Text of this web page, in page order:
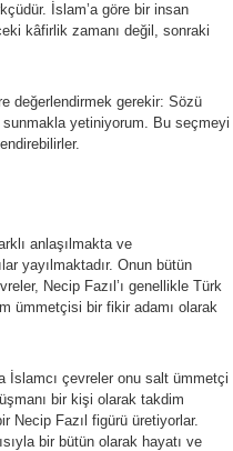
İslam’a göre bir insan
kâfirlik zamanı değil, sonraki
değerlendirmek gerekir: Sözü
sunmakla yetiniyorum. Bu seçmeyi
anlaşılmakta ve
yayılmaktadır. Onun bütün
Necip Fazıl’ı genellikle Türk
ümmetçisi bir fikir adamı olarak
İslamcı çevreler onu salt ümmetçi
bir kişi olarak takdim
Necip Fazıl figürü üretiyorlar.
bir bütün olarak hayatı ve